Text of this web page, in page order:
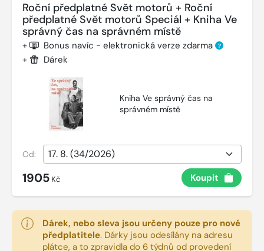
Roční předplatné Svět motorů + Roční
předplatné Svět motorů Speciál + Kniha Ve
správný čas na správném místě
+ Bonus navíc - elektronická verze zdarma ?
+ Dárek
Kniha Ve správný čas na
správném místě
Od:
1905 Kč Koupit
Dárek, nebo sleva jsou určeny pouze pro nové
předplatitele. Dárky jsou odesílány na adresu
plátce, a to zpravidla do 6 týdnů od provedení